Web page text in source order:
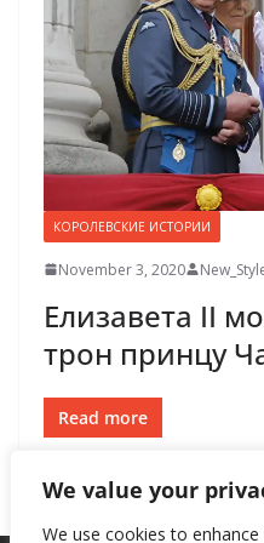
We value your
We use cookies to
КОРОЛЕВСКИЕ ИСТОРИИ
November 3, 2020
Елизавета II
трон принцу
Read more